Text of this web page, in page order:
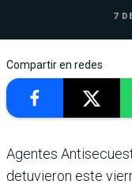
7
Compartir en redes
Agentes
detuvieron este